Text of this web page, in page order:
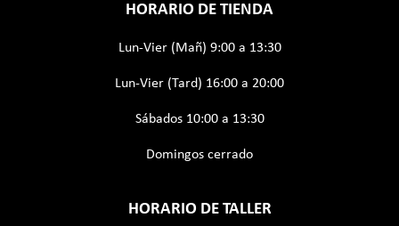
HORARIO DE TIENDA
Lun-Vier (Mañ) 9:00 a 13:30
Lun-Vier (Tard) 16:00 a 20:00
Sábados 10:00 a 13:30
Domingos cerrado
HORARIO DE TALLER